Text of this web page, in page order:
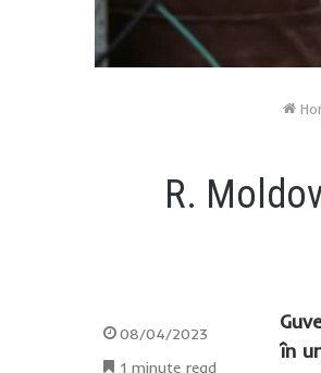
R.
în
08/04/2023
1 minute read